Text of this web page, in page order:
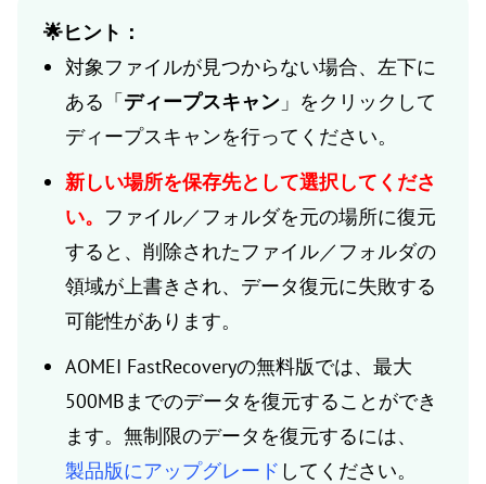
🌟ヒント：
対象ファイルが見つからない場合、左下に
ある「ディープスキャン 」をクリックして
ディープスキャンを行ってください。
新しい場所を保存先として選択してくださ
い。 ファイル／フォルダを元の場所に復元
すると、削除されたファイル／フォルダの
領域が上書きされ、データ復元に失敗する
可能性があります。
AOMEI FastRecoveryの無料版では、最大
500MBまでのデータを復元することができ
ます。無制限のデータを復元するには、
製品版にアップグレード してください。